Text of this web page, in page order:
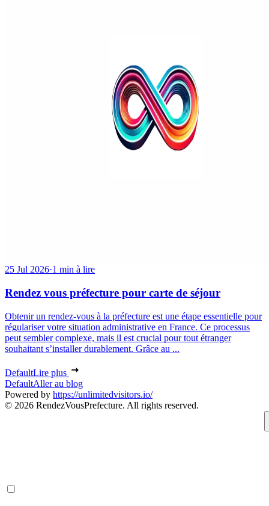
25 Jul 2026·1 min à lire
Rendez vous préfecture pour carte de séjour
Obtenir un rendez-vous à la préfecture est une étape essentielle pour
régulariser votre situation administrative en France. Ce processus
peut sembler complexe, mais il est crucial pour tout étranger
souhaitant s’installer durablement. Grâce au ...
DefaultLire plus
DefaultAller au blog
Powered by https://unlimitedvisitors.io/
© 2026 RendezVousPrefecture. All rights reserved.